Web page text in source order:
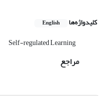
کلیدواژه‌ها English
Self-regulated Learning
مراجع